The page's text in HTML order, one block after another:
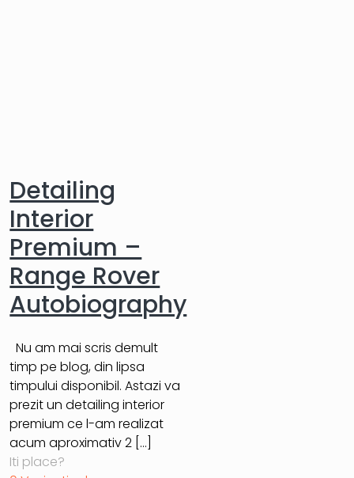
Detailing
Interior
Premium –
Range Rover
Autobiography
Nu am mai scris demult
timp pe blog, din lipsa
timpului disponibil. Astazi va
prezit un detailing interior
premium ce l-am realizat
acum aproximativ 2 […]
Iti place?